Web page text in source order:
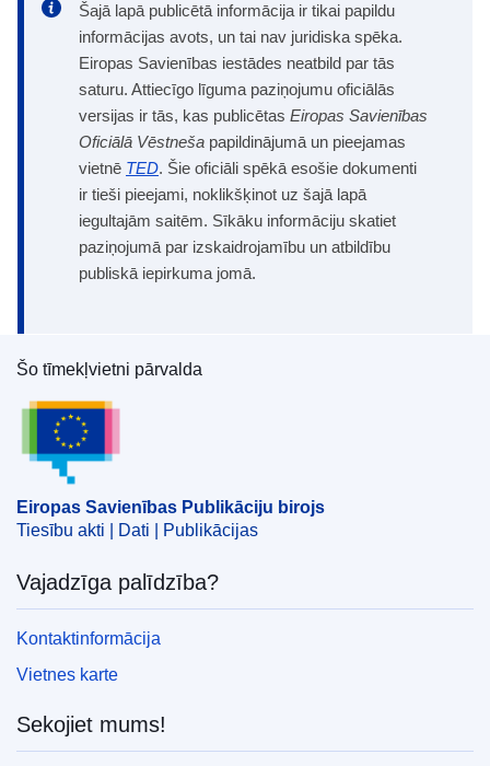
Šajā lapā publicētā informācija ir tikai papildu
informācijas avots, un tai nav juridiska spēka.
Eiropas Savienības iestādes neatbild par tās
saturu. Attiecīgo līguma paziņojumu oficiālās
versijas ir tās, kas publicētas Eiropas Savienības
Oficiālā Vēstneša papildinājumā un pieejamas
vietnē TED. Šie oficiāli spēkā esošie dokumenti
ir tieši pieejami, noklikšķinot uz šajā lapā
iegultajām saitēm. Sīkāku informāciju skatiet
paziņojumā par izskaidrojamību un atbildību
publiskā iepirkuma jomā.
Eiropas Savienības Publikāciju birojs
Šo tīmekļvietni pārvalda
Eiropas Savienības Publikāciju birojs
Tiesību akti | Dati | Publikācijas
Vajadzīga palīdzība?
Kontaktinformācija
Vietnes karte
Sekojiet mums!